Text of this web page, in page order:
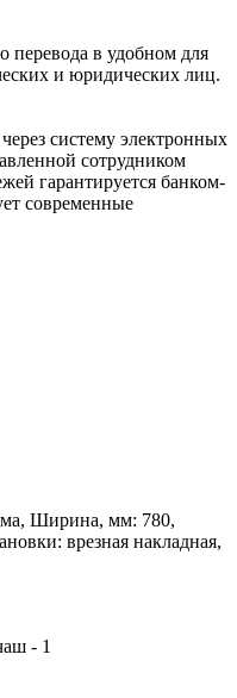
перевода в удобном для
и юридических лиц.
систему электронных
сотрудником
гарантируется банком-
современные
Ширина, мм: 780,
врезная накладная,
- 1